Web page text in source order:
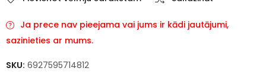
Ja prece nav pieejama vai jums ir kādi jautājumi,
sazinieties ar mums.
SKU: 6927595714812